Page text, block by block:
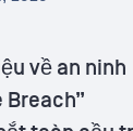
về an ninh
Breach”